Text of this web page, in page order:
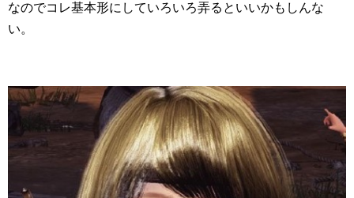
なのでコレ基本形にしていろいろ弄るといいかもしんな
い。